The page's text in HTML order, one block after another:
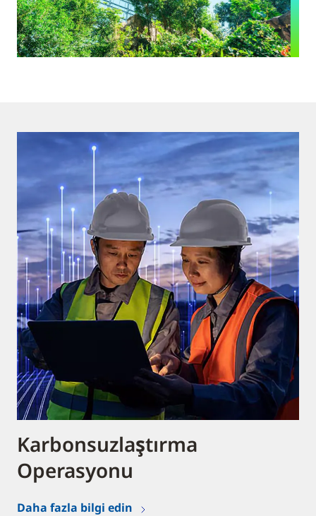
Karbonsuzlaştırma
Operasyonu
Daha fazla bilgi edin